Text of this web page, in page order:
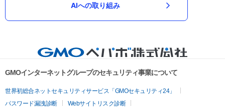
AIへの取り組み
GMOインターネットグループのセキュリティ事業について
世界初総合ネットセキュリティサービス「GMOセキュリティ24」
パスワード漏洩診断
Webサイトリスク診断